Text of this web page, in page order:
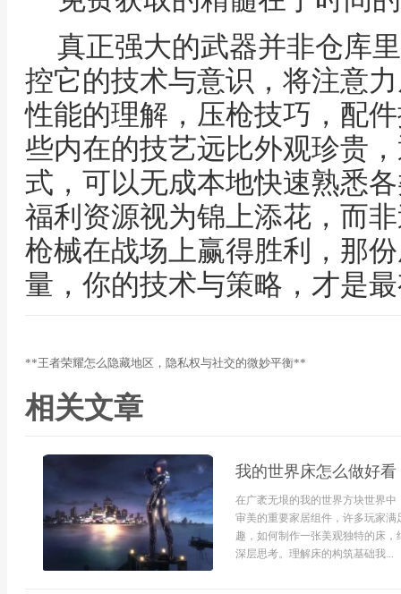
真正强大的武器并非仓库
控它的技术与意识，将注意
性能的理解，压枪技巧，配
些内在的技艺远比外观珍贵
式，可以无成本地快速熟悉
福利资源视为锦上添花，而
枪械在战场上赢得胜利，那
量，你的技术与策略，才是
**王者荣耀怎么隐藏地区，隐私权与社交的微妙平衡**
相关文章
我的世界床怎么做好
在广袤无垠的我的世界方块世界
审美的重要家居组件，许多玩家
趣，如何制作一张美观独特的床
深层思考。理解床的构筑基础我...